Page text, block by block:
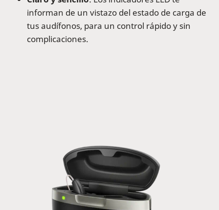
informan de un vistazo del estado de carga de
tus audífonos, para un control rápido y sin
complicaciones.